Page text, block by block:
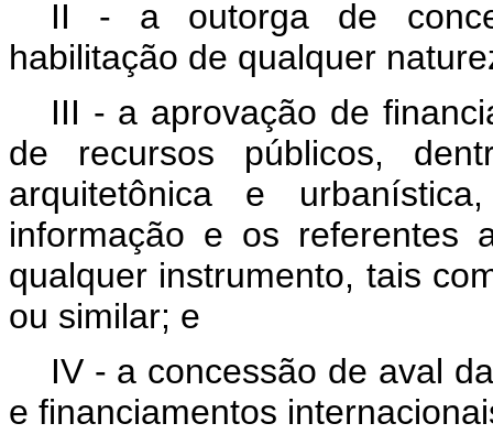
II - a outorga de
habilitação de qualquer
III - a aprovação de
de recursos públicos,
arquitetônica e
informação e os referentes
qualquer instrumento, tais
ou similar; e
IV - a concessão de aval
e financiamentos